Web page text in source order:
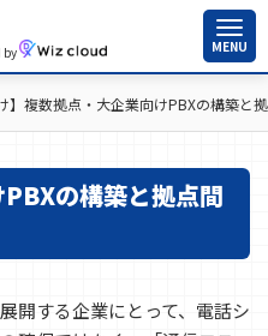
by MENU
】複数拠点・大企業向けPBXの構築と
の構築と拠点間
開する企業にとって、電話シ